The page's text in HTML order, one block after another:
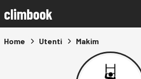
climbook
Home Utenti Makim